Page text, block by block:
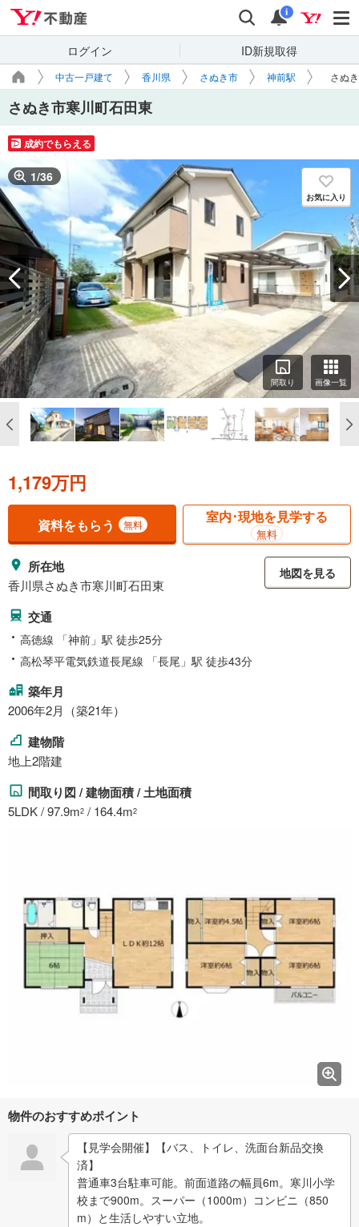
検索 通知
i
ログイン ID新規取得
中古一戸建て 香川県 さぬき市 神前駅 さぬ
さぬき市寒川町石田東
成約でもらえる
1/36
お気に入り
間取り 画像一覧
1,179万円
資料をもらう 無料 室内･現地を見学する
無料
所在地
香川県さぬき市寒川町石田東
地図を見る
交通
高徳線 「神前」駅 徒歩25分
高松琴平電気鉄道長尾線 「長尾」駅 徒歩43分
築年月
2006年2月（築21年）
建物階
地上2階建
間取り図 / 建物面積 / 土地面積
5LDK / 97.9m2 / 164.4m2
物件のおすすめポイント
【見学会開催】【バス、トイレ、洗面台新品交換
済】
普通車3台駐車可能。前面道路の幅員6m。寒川小学
校まで900m。スーパー（1000m）コンビニ（850
m）と生活しやすい立地。